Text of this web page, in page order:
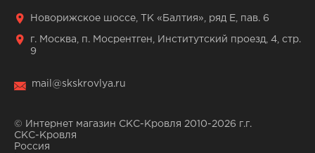
Новорижское шоссе, ТК «Балтия», ряд Е, пав. 6
г. Москва, п. Мосрентген, Институтский проезд, 4, стр.
9
mail@skskrovlya.ru
© Интернет магазин СКС-Кровля 2010-2026 г.г.
СКС-Кровля
Россия